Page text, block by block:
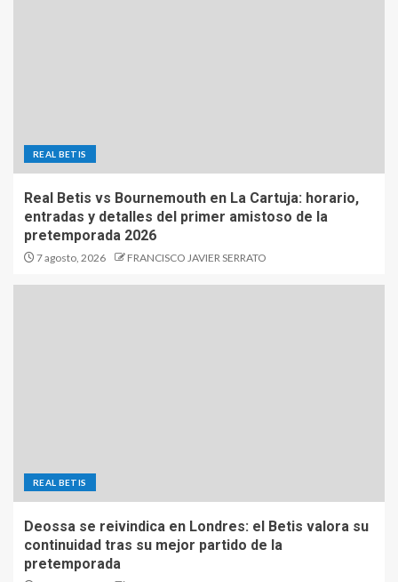
REAL BETIS
Real Betis vs Bournemouth en La Cartuja: horario,
entradas y detalles del primer amistoso de la
pretemporada 2026
7 agosto, 2026 FRANCISCO JAVIER SERRATO
REAL BETIS
Deossa se reivindica en Londres: el Betis valora su
continuidad tras su mejor partido de la
pretemporada